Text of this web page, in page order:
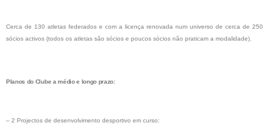
Cerca de 130 atletas federados e com a licença renovada num universo de cerca de 250
sócios activos (todos os atletas são sócios e poucos sócios não praticam a modalidade).
Planos do Clube a médio e longo prazo:
– 2 Projectos de desenvolvimento desportivo em curso: